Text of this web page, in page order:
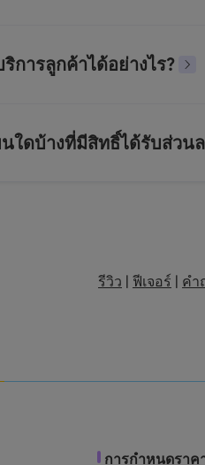
การลูกค้าได้อย่างไร?
ดบ้างที่มีสิทธิ์ได้รับส่วน
รีวิว | ฟีเจอร์ | คำ
การกำหนดราค